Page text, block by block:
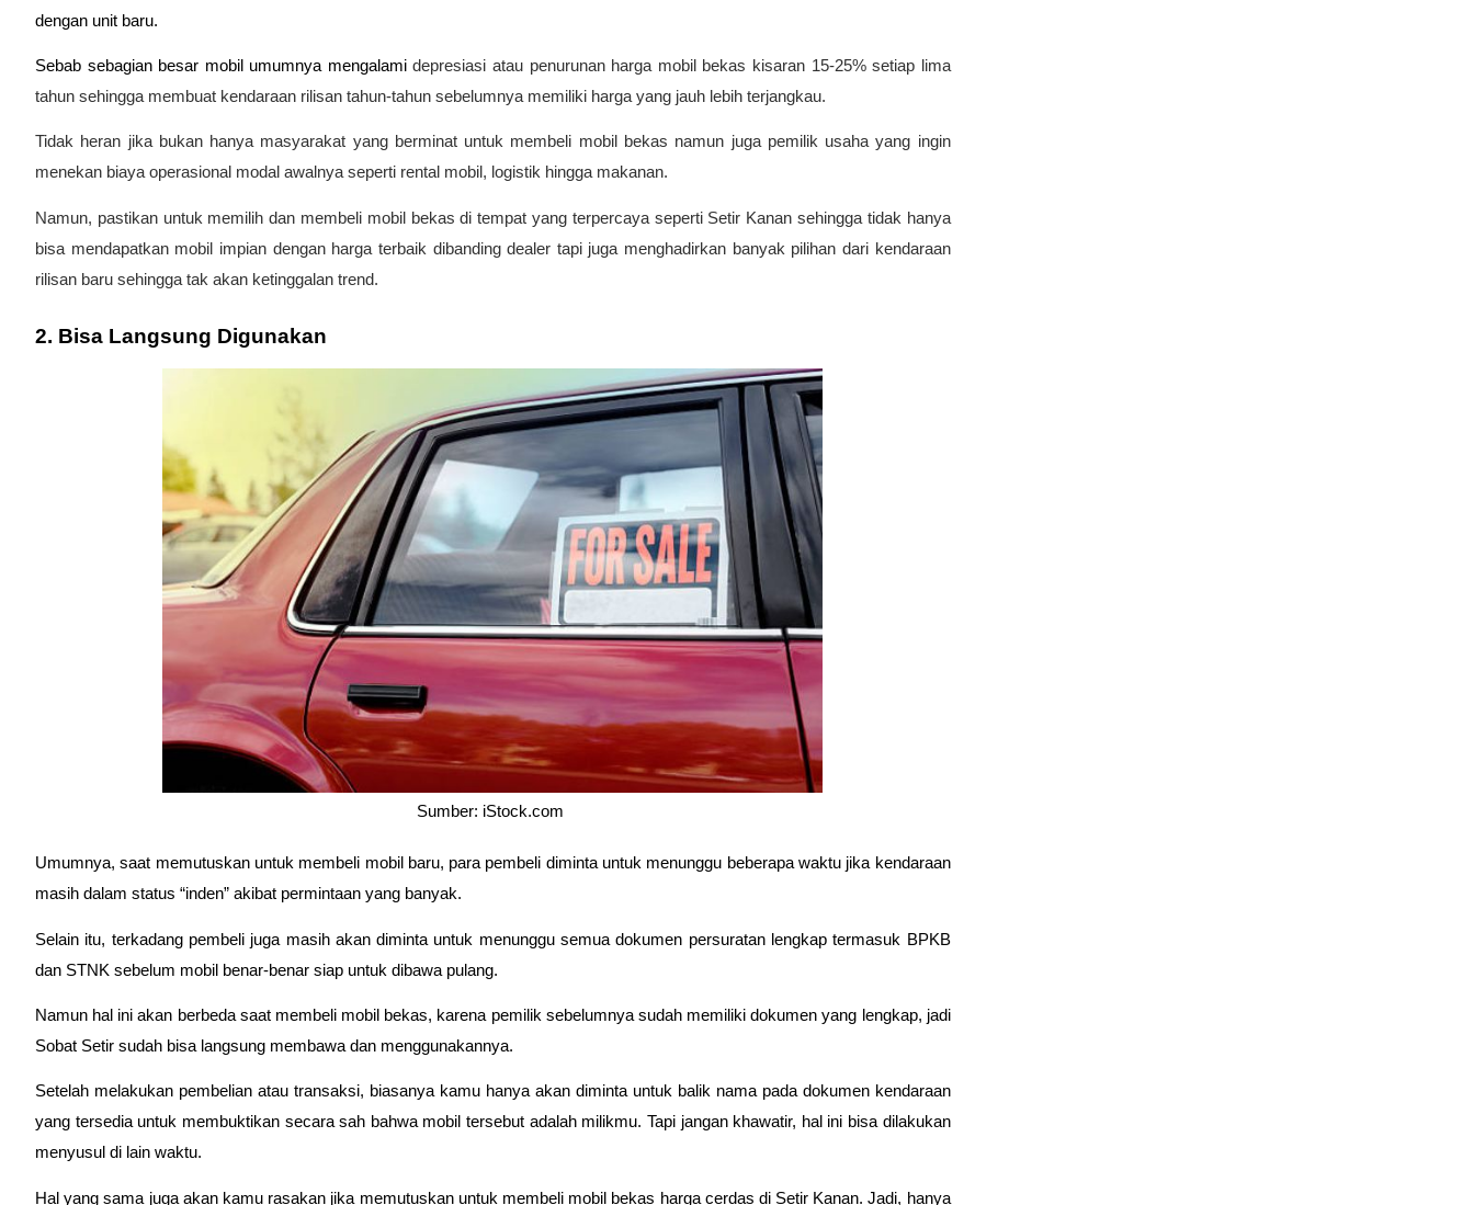
dengan unit baru.
Sebab sebagian besar mobil umumnya mengalami depresiasi atau penurunan harga mobil bekas kisaran 15-25% setiap lima
tahun sehingga membuat kendaraan rilisan tahun-tahun sebelumnya memiliki harga yang jauh lebih terjangkau.
Tidak heran jika bukan hanya masyarakat yang berminat untuk membeli mobil bekas namun juga pemilik usaha yang ingin
menekan biaya operasional modal awalnya seperti rental mobil, logistik hingga makanan.
Namun, pastikan untuk memilih dan membeli mobil bekas di tempat yang terpercaya seperti Setir Kanan sehingga tidak hanya
bisa mendapatkan mobil impian dengan harga terbaik dibanding dealer tapi juga menghadirkan banyak pilihan dari kendaraan
rilisan baru sehingga tak akan ketinggalan trend.
2. Bisa Langsung Digunakan
Sumber: iStock.com
Umumnya, saat memutuskan untuk membeli mobil baru, para pembeli diminta untuk menunggu beberapa waktu jika kendaraan
masih dalam status “inden” akibat permintaan yang banyak.
Selain itu, terkadang pembeli juga masih akan diminta untuk menunggu semua dokumen persuratan lengkap termasuk BPKB
dan STNK sebelum mobil benar-benar siap untuk dibawa pulang.
Namun hal ini akan berbeda saat membeli mobil bekas, karena pemilik sebelumnya sudah memiliki dokumen yang lengkap, jadi
Sobat Setir sudah bisa langsung membawa dan menggunakannya.
Setelah melakukan pembelian atau transaksi, biasanya kamu hanya akan diminta untuk balik nama pada dokumen kendaraan
yang tersedia untuk membuktikan secara sah bahwa mobil tersebut adalah milikmu. Tapi jangan khawatir, hal ini bisa dilakukan
menyusul di lain waktu.
Hal yang sama juga akan kamu rasakan jika memutuskan untuk membeli mobil bekas harga cerdas di Setir Kanan. Jadi, hanya